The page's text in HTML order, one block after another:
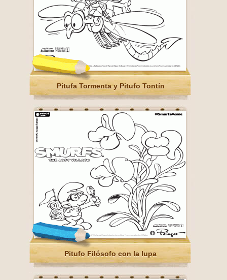
Pitufa Tormenta y Pitufo Tontín
Pitufo Filósofo con la lupa